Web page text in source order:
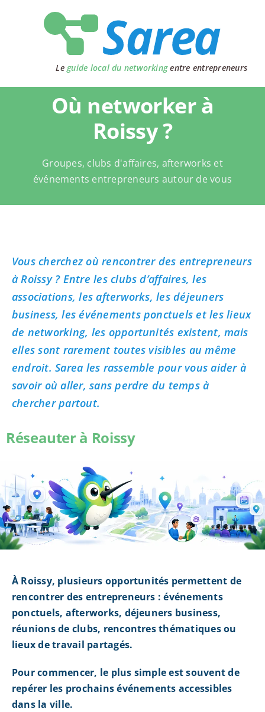
Le guide local du networkingentre entrepreneurs
Où networker à
Roissy ?
Groupes, clubs d'affaires, afterworks et
événements entrepreneurs autour de vous
Vous cherchez où rencontrer des entrepreneurs
à Roissy ? Entre les clubs d’affaires, les
associations, les afterworks, les déjeuners
business, les événements ponctuels et les lieux
de networking, les opportunités existent, mais
elles sont rarement toutes visibles au même
endroit. Sarea les rassemble pour vous aider à
savoir où aller, sans perdre du temps à
chercher partout.
Réseauter à Roissy
À Roissy, plusieurs opportunités permettent de
rencontrer des entrepreneurs : événements
ponctuels, afterworks, déjeuners business,
réunions de clubs, rencontres thématiques ou
lieux de travail partagés.
Pour commencer, le plus simple est souvent de
repérer les prochains événements accessibles
dans la ville.